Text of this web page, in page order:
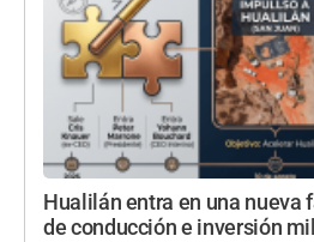
Hualilán entra en una nueva
de conducción e inversión